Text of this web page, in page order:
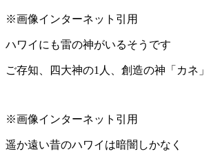
※画像インターネット引用
ハワイにも雷の神がいるそうです
ご存知、四大神の1人、創造の神「カネ」
※画像インターネット引用
遥か遠い昔のハワイは暗闇しかなく